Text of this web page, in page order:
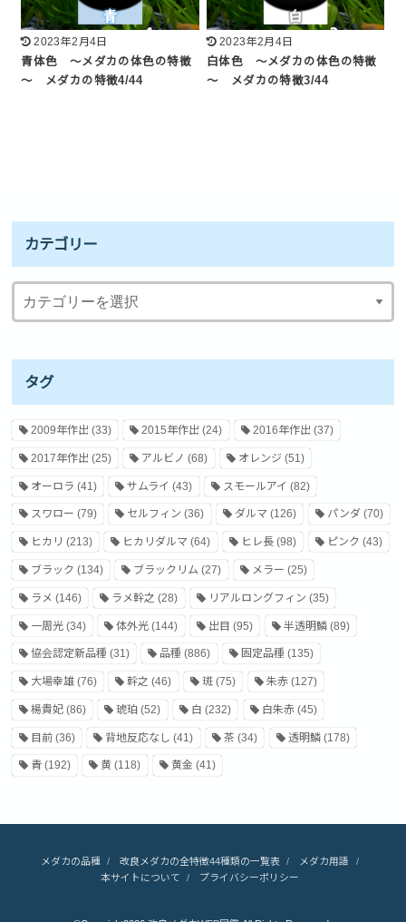
2023年2月4日
青体色 ～メダカの体色の特徴
～ メダカの特徴4/44
2023年2月4日
白体色 ～メダカの体色の特徴
～ メダカの特徴3/44
カテゴリー
タグ
2009年作出 (33) 2015年作出 (24) 2016年作出 (37)
2017年作出 (25) アルビノ (68) オレンジ (51)
オーロラ (41) サムライ (43) スモールアイ (82)
スワロー (79) セルフィン (36) ダルマ (126) パンダ(70)
ヒカリ (213) ヒカリダルマ (64) ヒレ長 (98) ピンク (43)
ブラック (134) ブラックリム (27) メラー (25)
ラメ (146) ラメ幹之 (28) リアルロングフィン (35)
一周光(34) 体外光 (144) 出目 (95) 半透明鱗(89)
協会認定新品種 (31) 品種 (886) 固定品種 (135)
大場幸雄(76) 幹之 (46) 斑 (75) 朱赤(127)
楊貴妃(86) 琥珀 (52) 白 (232) 白朱赤(45)
目前(36) 背地反応なし (41) 茶 (34) 透明鱗(178)
青(192) 黄 (118) 黄金 (41)
メダカの品種 改良メダカの全特徴44種類の一覧表
メダカ用語
本サイトについて
プライバシーポリシー